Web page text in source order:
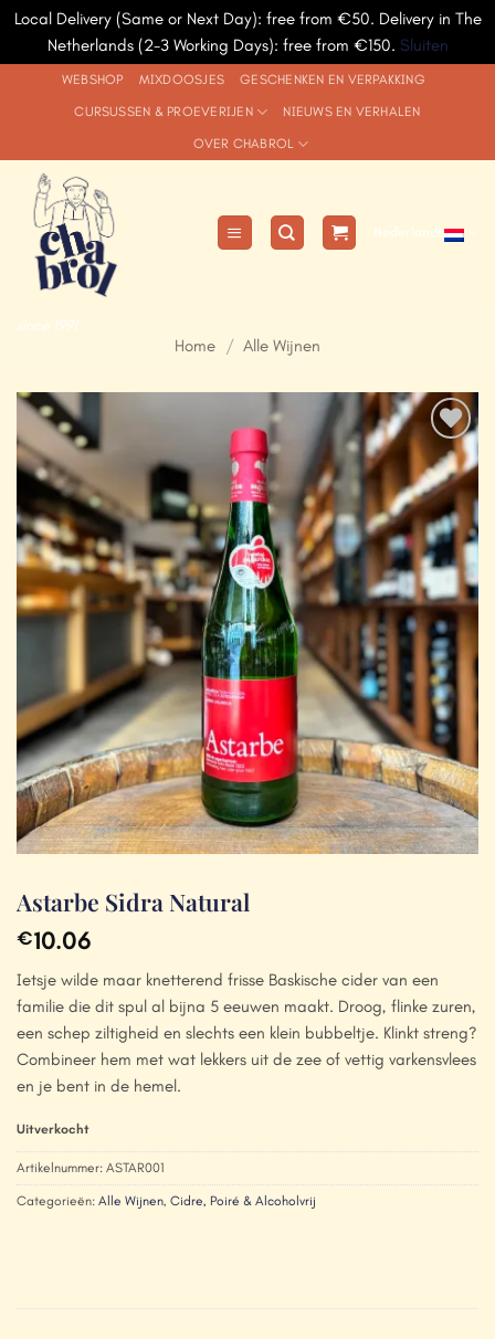
Local Delivery (Same or Next Day): free from €50. Delivery in The
Netherlands (2-3 Working Days): free from €150. Sluiten
WEBSHOP MIXDOOSJES GESCHENKEN EN VERPAKKING
CURSUSSEN & PROEVERIJEN NIEUWS EN VERHALEN
OVER CHABROL
since 1991
Nederlands
Home / Alle Wijnen
Add to
Wishlist
Astarbe Sidra Natural
€10.06
Ietsje wilde maar knetterend frisse Baskische cider van een
familie die dit spul al bijna 5 eeuwen maakt. Droog, flinke zuren,
een schep ziltigheid en slechts een klein bubbeltje. Klinkt streng?
Combineer hem met wat lekkers uit de zee of vettig varkensvlees
en je bent in de hemel.
Uitverkocht
Artikelnummer: ASTAR001
Categorieën: Alle Wijnen, Cidre, Poiré & Alcoholvrij